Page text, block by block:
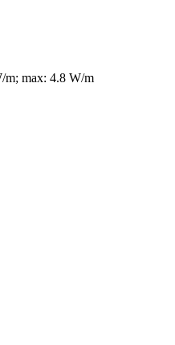
m; max: 4.8 W/m